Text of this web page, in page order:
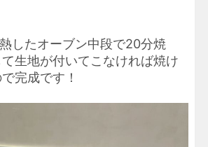
したオーブン中段で20分焼
生地が付いてこなければ焼け
完成です！